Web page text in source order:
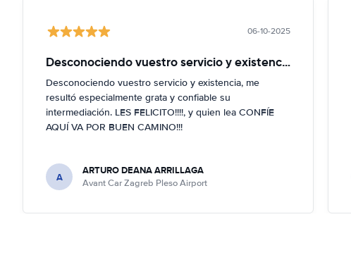
06-10-2025
Desconociendo vuestro servicio y existencia
Desconociendo vuestro servicio y existencia, me
resultó especialmente grata y confiable su
intermediación. LES FELICITO!!!!, y quien lea CONFÍE
AQUÍ VA POR BUEN CAMINO!!!
A ARTURO DEANA ARRILLAGA
Avant Car Zagreb Pleso Airport